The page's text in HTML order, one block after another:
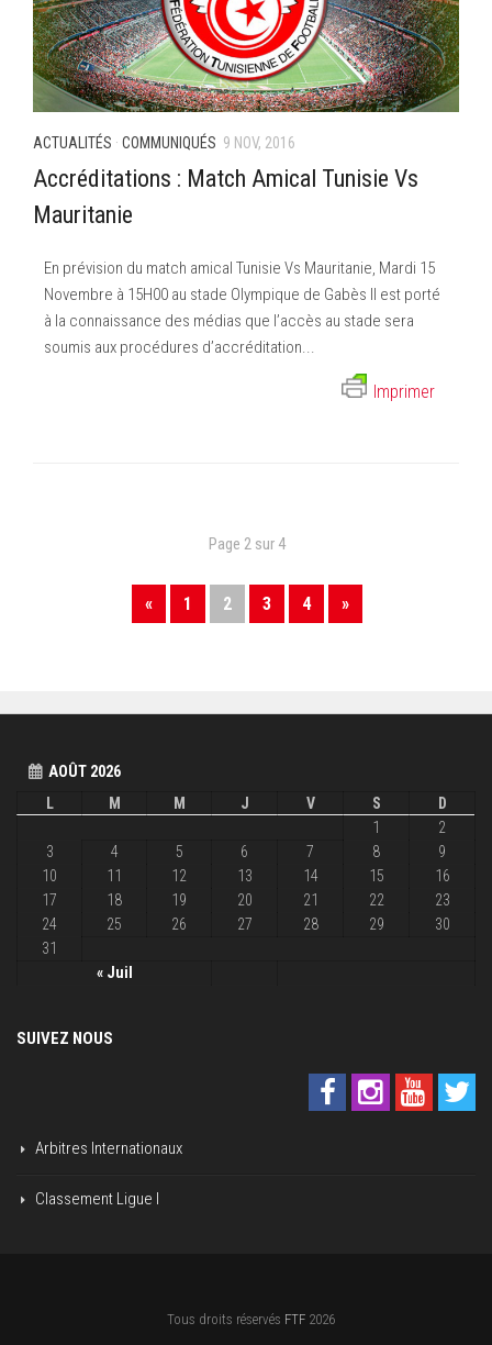
ACTUALITÉS · COMMUNIQUÉS 9 NOV, 2016
Accréditations : Match Amical Tunisie Vs
Mauritanie
En prévision du match amical Tunisie Vs Mauritanie, Mardi 15
Novembre à 15H00 au stade Olympique de Gabès Il est porté
à la connaissance des médias que l’accès au stade sera
soumis aux procédures d’accréditation...
Imprimer
Page 2 sur 4
« 1 2 3 4 »
AOÛT 2026
L
M M J V S D
« Juil
1
2
3
4 5 6 7 8
9
10
11 12 13 14 15
16
17
18 19 20 21 22
23
24
25 26 27 28 29
30
31
SUIVEZ NOUS
Arbitres Internationaux
Classement Ligue I
Tous droits réservés FTF 2026